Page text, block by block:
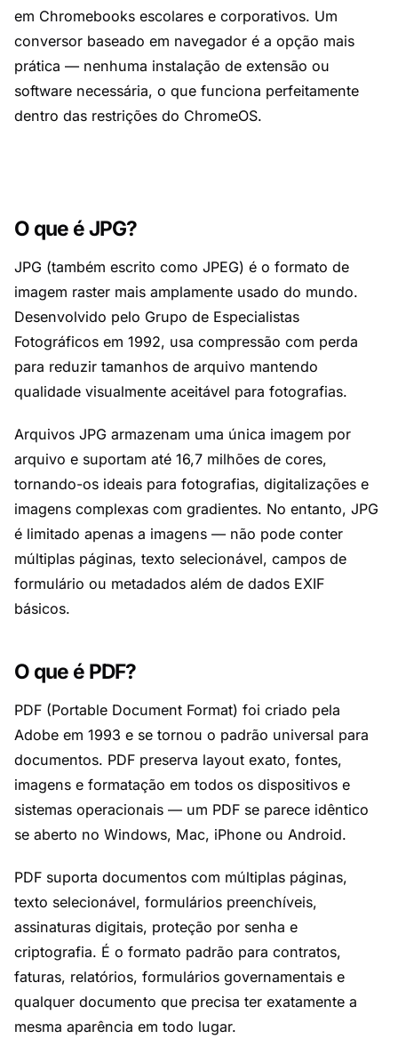
em Chromebooks escolares e corporativos. Um
conversor baseado em navegador é a opção mais
prática — nenhuma instalação de extensão ou
software necessária, o que funciona perfeitamente
dentro das restrições do ChromeOS.
O que é JPG?
JPG (também escrito como JPEG) é o formato de
imagem raster mais amplamente usado do mundo.
Desenvolvido pelo Grupo de Especialistas
Fotográficos em 1992, usa compressão com perda
para reduzir tamanhos de arquivo mantendo
qualidade visualmente aceitável para fotografias.
Arquivos JPG armazenam uma única imagem por
arquivo e suportam até 16,7 milhões de cores,
tornando-os ideais para fotografias, digitalizações e
imagens complexas com gradientes. No entanto, JPG
é limitado apenas a imagens — não pode conter
múltiplas páginas, texto selecionável, campos de
formulário ou metadados além de dados EXIF
básicos.
O que é PDF?
PDF (Portable Document Format) foi criado pela
Adobe em 1993 e se tornou o padrão universal para
documentos. PDF preserva layout exato, fontes,
imagens e formatação em todos os dispositivos e
sistemas operacionais — um PDF se parece idêntico
se aberto no Windows, Mac, iPhone ou Android.
PDF suporta documentos com múltiplas páginas,
texto selecionável, formulários preenchíveis,
assinaturas digitais, proteção por senha e
criptografia. É o formato padrão para contratos,
faturas, relatórios, formulários governamentais e
qualquer documento que precisa ter exatamente a
mesma aparência em todo lugar.